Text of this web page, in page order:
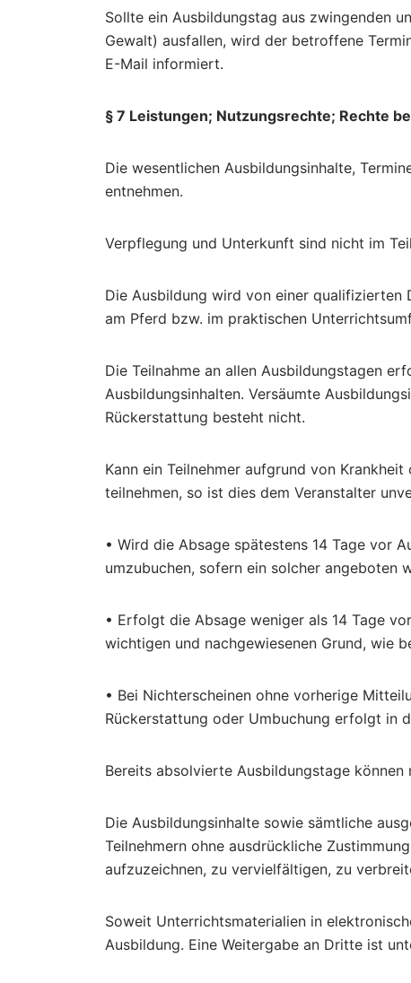
Sollte ein Ausbildungstag aus zwingenden
Gewalt) ausfallen, wird der betroffene
E-Mail informiert.
§ 7 Leistungen; Nutzungsrechte; Rechte
Die wesentlichen Ausbildungsinhalte,
entnehmen.
Verpflegung und Unterkunft sind nicht im
Die Ausbildung wird von einer
am Pferd bzw. im praktischen
Die Teilnahme an allen Ausbildungstagen
Ausbildungsinhalten. Versäumte
Rückerstattung besteht nicht.
Kann ein Teilnehmer aufgrund von
teilnehmen, so ist dies dem Veranstalter
• Wird die Absage spätestens 14 Tage vor
umzubuchen, sofern ein solcher angeboten
• Erfolgt die Absage weniger als 14 Tage
wichtigen und nachgewiesenen Grund, wie
• Bei Nichterscheinen ohne vorherige
Rückerstattung oder Umbuchung erfolgt in
Bereits absolvierte Ausbildungstage
Die Ausbildungsinhalte sowie sämtliche
Teilnehmern ohne ausdrückliche
aufzuzeichnen, zu vervielfältigen, zu
Soweit Unterrichtsmaterialien in
Ausbildung. Eine Weitergabe an Dritte ist